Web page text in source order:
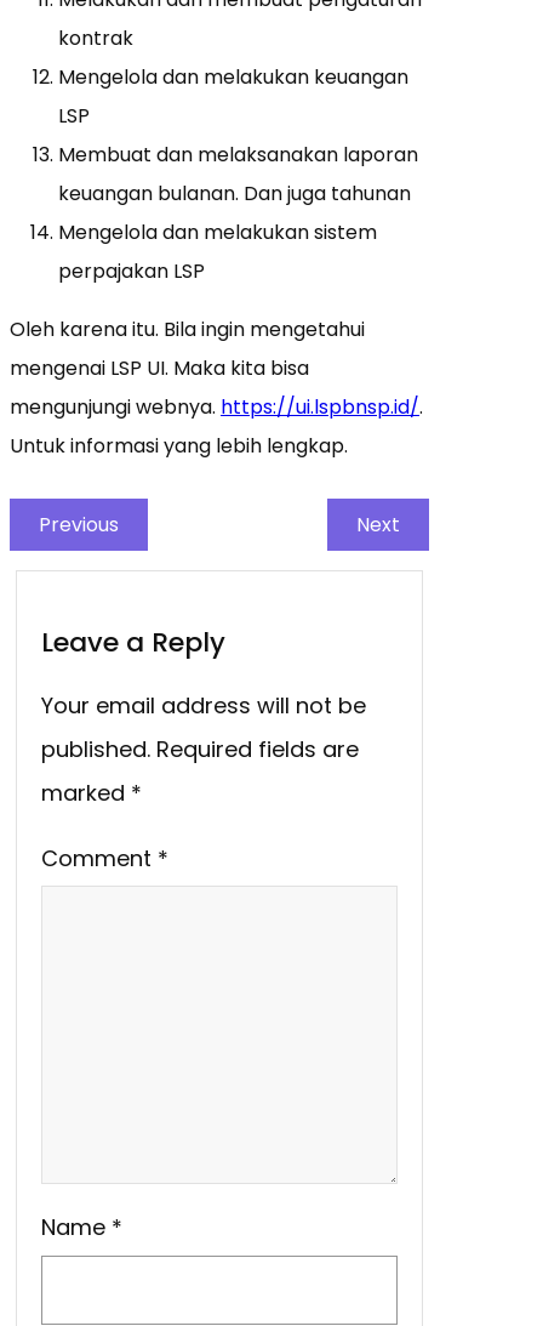
kontrak
Mengelola dan melakukan keuangan
LSP
Membuat dan melaksanakan laporan
keuangan bulanan. Dan juga tahunan
Mengelola dan melakukan sistem
perpajakan LSP
Oleh karena itu. Bila ingin mengetahui
mengenai LSP UI. Maka kita bisa
mengunjungi webnya. https://ui.lspbnsp.id/.
Untuk informasi yang lebih lengkap.
Previous Next
Leave a Reply
Your email address will not be
published. Required fields are
marked *
Comment *
Name *